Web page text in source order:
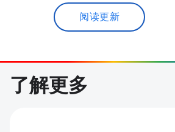
阅读更新
了解更多